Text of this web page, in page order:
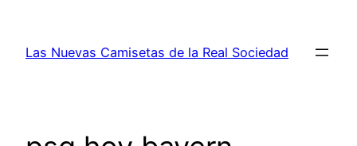
contenido
Las Nuevas Camisetas de la Real Sociedad